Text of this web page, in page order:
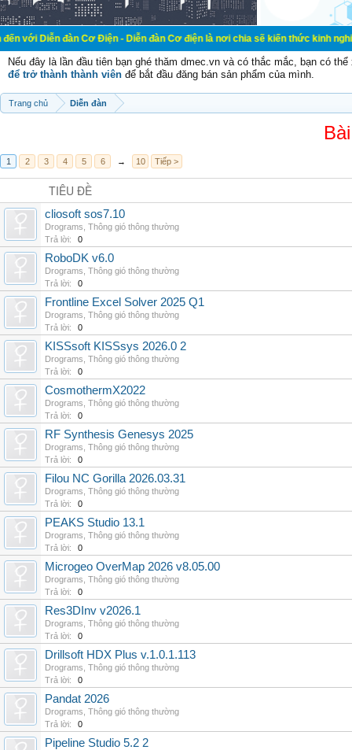
đàn Cơ Điện - Diễn đàn Cơ điện là nơi chia sẽ kiến thức kinh nghiệm
Nếu đây là lần đầu tiên bạn ghé thăm dmec.vn và có thắc mắc, bạn có
để trở thành thành viên để bắt đầu đăng bán sản phẩm của mình.
Trang chủ Diễn đàn
1 2 3 4 5 6 → 10 Tiếp >
TIÊU ĐỀ
cliosoft sos7.10
Drograms Thông gió thông thường
Trả lời:
0
RoboDK v6.0
Drograms Thông gió thông thường
Trả lời:
0
Frontline Excel Solver 2025 Q1
Drograms Thông gió thông thường
Trả lời:
0
KISSsoft KISSsys 2026.0 2
Drograms Thông gió thông thường
Trả lời:
0
CosmothermX2022
Drograms Thông gió thông thường
Trả lời:
0
RF Synthesis Genesys 2025
Drograms Thông gió thông thường
Trả lời:
0
Filou NC Gorilla 2026.03.31
Drograms Thông gió thông thường
Trả lời:
0
PEAKS Studio 13.1
Drograms Thông gió thông thường
Trả lời:
0
Microgeo OverMap 2026 v8.05.00
Drograms Thông gió thông thường
Trả lời:
0
Res3DInv v2026.1
Drograms Thông gió thông thường
Trả lời:
0
Drillsoft HDX Plus v.1.0.1.113
Drograms Thông gió thông thường
Trả lời:
0
Pandat 2026
Drograms Thông gió thông thường
Trả lời:
0
Pipeline Studio 5.2 2